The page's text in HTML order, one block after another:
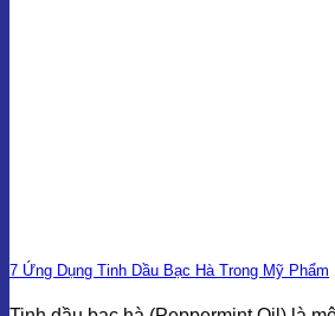
7 Ứng Dụng Tinh Dầu Bạc Hà Trong Mỹ Phẩm